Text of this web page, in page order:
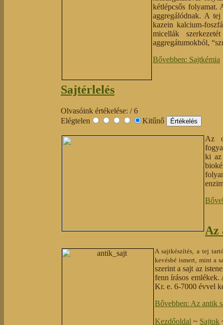
kétlépcsős folyamat.
aggregálódnak. A
kazein kalcium-
micellák
aggregátumokból,
Bővebben: Sajtkémia
Sajtérlelés
Olvasóink értékelése: / 6
Elégtelen
Kitűnő
Az
ki az
Az
A sajtkészítés, a tej
kevésbé ismert, mint a
szerint a sajt az
fenn írásos
Kr. e. 6-7000 évvel
Bővebben: Az antik
Kezdőoldal ~ Sajtok